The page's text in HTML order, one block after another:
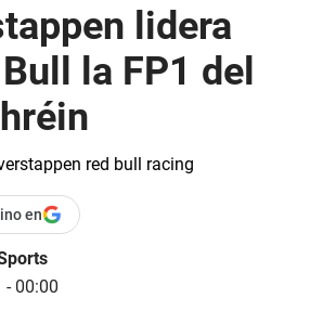
lidera
la FP1 del
en
- 00:00